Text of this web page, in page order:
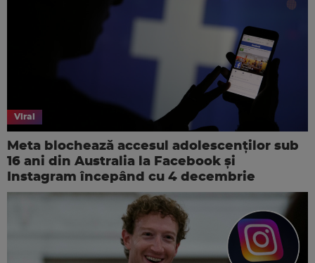
Viral
Meta blochează accesul adolescenților sub
16 ani din Australia la Facebook și
Instagram începând cu 4 decembrie